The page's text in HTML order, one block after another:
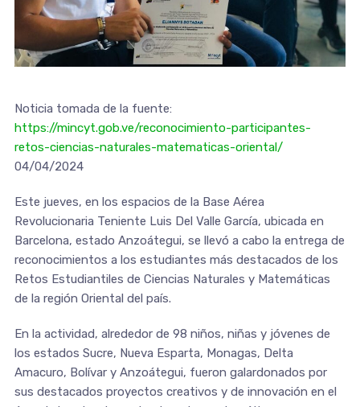
Noticia tomada de la fuente:
https://mincyt.gob.ve/reconocimiento-participantes-
retos-ciencias-naturales-matematicas-oriental/
04/04/2024
Este jueves, en los espacios de la Base Aérea
Revolucionaria Teniente Luis Del Valle García, ubicada en
Barcelona, estado Anzoátegui, se llevó a cabo la entrega de
reconocimientos a los estudiantes más destacados de los
Retos Estudiantiles de Ciencias Naturales y Matemáticas
de la región Oriental del país.
En la actividad, alrededor de 98 niños, niñas y jóvenes de
los estados Sucre, Nueva Esparta, Monagas, Delta
Amacuro, Bolívar y Anzoátegui, fueron galardonados por
sus destacados proyectos creativos y de innovación en el